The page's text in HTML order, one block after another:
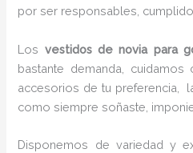
por ser responsables,
Los vestidos de novia para
bastante demanda,
accesorios de tu preferencia,
como siempre soñaste,
Disponemos de variedad y